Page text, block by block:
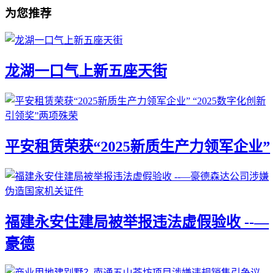
为您推荐
龙湖一口气上新五座天街
平安租赁荣获“2025新质生产力领军企业”
福建永安住建局被举报违法虚假验收 --—
豪德